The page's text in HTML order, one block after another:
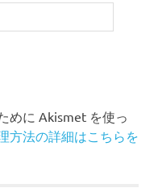
めに Akismet を使っ
方法の詳細はこちらを